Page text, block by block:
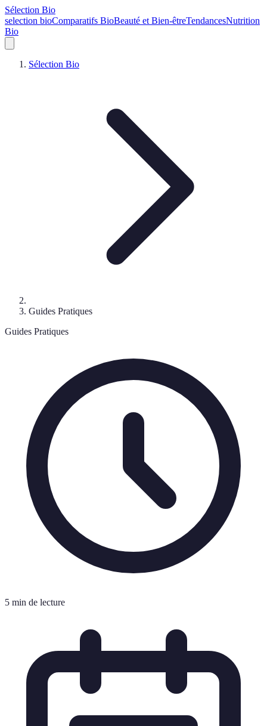
Sélection Bio
selection bioComparatifs BioBeauté et Bien-êtreTendancesNutrition
Bio
Sélection Bio
Guides Pratiques
Guides Pratiques
5 min de lecture